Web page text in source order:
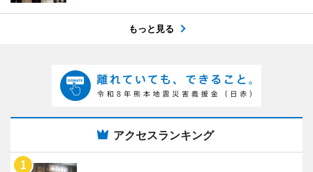
もっと見る
アクセスランキング